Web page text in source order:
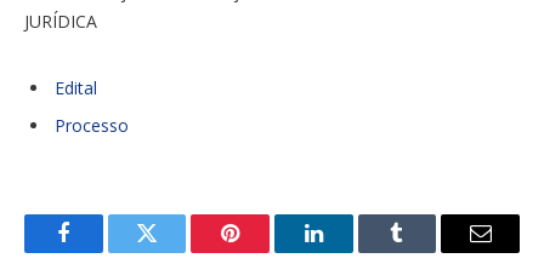
JURÍDICA
Edital
Processo
FacebookTwitter Pinterest LinkedInTumblr
E-